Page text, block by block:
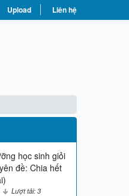
Upload Liên hệ
học sinh giỏi
đề: Chia hết
Lượt tải: 3